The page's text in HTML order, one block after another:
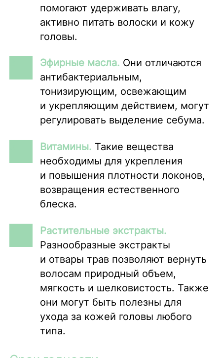
помогают удерживать влагу,
активно питать волоски и кожу
головы.
Эфирные масла. Они отличаются
антибактериальным,
тонизирующим, освежающим
и укрепляющим действием, могут
регулировать выделение себума.
Витамины. Такие вещества
необходимы для укрепления
и повышения плотности локонов,
возвращения естественного
блеска.
Растительные экстракты.
Разнообразные экстракты
и отвары трав позволяют вернуть
волосам природный объем,
мягкость и шелковистость. Также
они могут быть полезны для
ухода за кожей головы любого
типа.